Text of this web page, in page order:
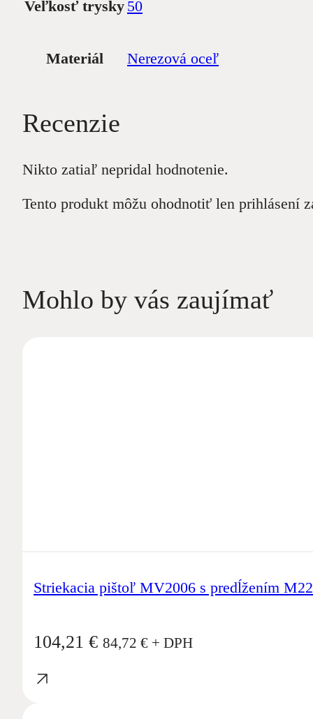
Veľkosť trysky 50
Materiál Nerezová oceľ
Recenzie
Nikto zatiaľ nepridal hodnotenie.
Tento produkt môžu ohodnotiť len prihlásení
Mohlo by vás zaujímať
Striekacia pištoľ MV2006 s predĺžením
104,21 € 84,72 € + DPH